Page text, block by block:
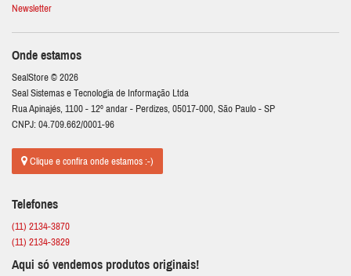
Newsletter
Onde estamos
SealStore © 2026
Seal Sistemas e Tecnologia de Informação Ltda
Rua Apinajés, 1100 - 12º andar - Perdizes, 05017-000, São Paulo - SP
CNPJ: 04.709.662/0001-96
Clique e confira onde estamos :-)
Telefones
(11) 2134-3870
(11) 2134-3829
Aqui só vendemos produtos originais!